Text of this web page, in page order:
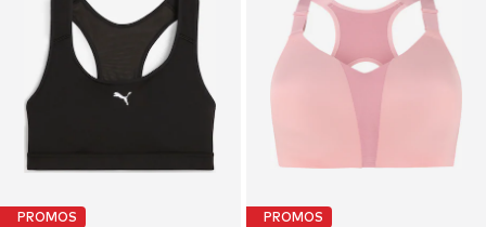
PROMOS PROMOS